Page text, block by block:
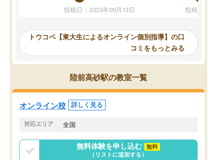
か、オプションは付帯するかなど選ぶ
事が出来ました。
ーティングを行い、その講師で良いか
見てから講師を決定する事ができま
す。
うちの子は、初回面談の講師の方で決
オンラインツールを使用した単語帳の
共有があり宿題もそちらで出される形
でした。
言う事で講師変更の申し出があり、あ
まりに短期での変更だった為、塾に通
投稿日：2025年09月12日
めれるので、個人に合
いなのがあり(有料)、受
ことをどんなスケジュー
くか相談したのですが、
ち期待したものではなく
内容でした。それでも明
やる気も出ましたし、苦
くなってきたようなので
投稿日：
トウコベ【東大生によるオンライン個別指導】の口
コミをもっとみる
陸前高砂駅の教室一覧
オンライン校 詳しく見る
対応エリア 全国
無料体験を申し込む
無料
（リストに追加する）